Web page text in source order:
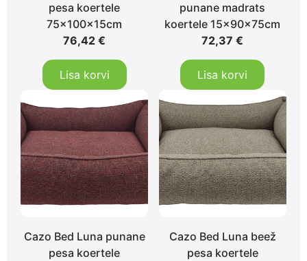
pesa koertele
75x100x15cm
76,42€
Lisa korvi
punane madrats
koertele 15x90x75cm
72,37€
Lisa korvi
Cazo Bed Luna punane
pesa koertele
Cazo Bed Luna beež
pesa koertele